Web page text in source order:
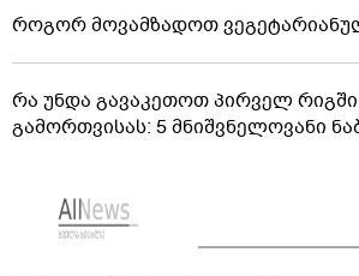
როგორ მოვამზადოთ
რა უნდა გავაკეთოთ პირველ რიგში
გამორთვისას: 5 მნიშვნელოვანი